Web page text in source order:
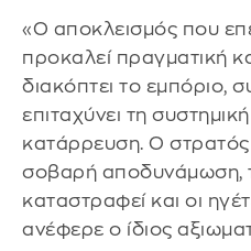
«Ο αποκλεισμός που
προκαλεί πραγματική
διακόπτει το εμπόριο,
επιταχύνει τη
κατάρρευση. Ο στρατός
σοβαρή αποδυνάμωση,
καταστραφεί και οι
ανέφερε ο ίδιος